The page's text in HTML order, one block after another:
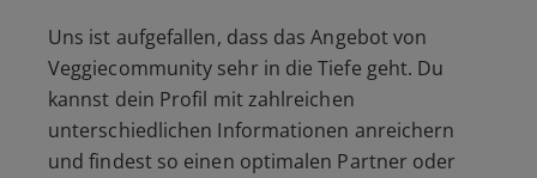
Uns ist aufgefallen, dass das Angebot von
Veggiecommunity sehr in die Tiefe geht. Du
kannst dein Profil mit zahlreichen
unterschiedlichen Informationen anreichern
und findest so einen optimalen Partner oder